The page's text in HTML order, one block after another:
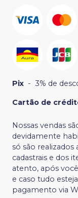
Pix - 3% de
Cartão de
Nossas vendas
devidamente
só são
cadastrais e dos
atento, após
e caso tudo
pagamento via